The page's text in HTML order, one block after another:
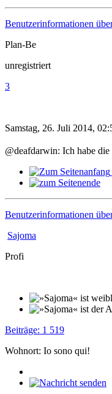
Benutzerinformationen
Plan-Be
unregistriert
3
Samstag, 26. Juli 2014,
@deafdarwin: Ich habe
Benutzerinformationen
Sajoma
Profi
Beiträge: 1 519
Wohnort: Io sono qui!